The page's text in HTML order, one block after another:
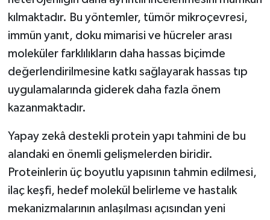
kılmaktadır. Bu yöntemler, tümör mikroçevresi,
immün yanıt, doku mimarisi ve hücreler arası
moleküler farklılıkların daha hassas biçimde
değerlendirilmesine katkı sağlayarak hassas tıp
uygulamalarında giderek daha fazla önem
kazanmaktadır.
Yapay zekâ destekli protein yapı tahmini de bu
alandaki en önemli gelişmelerden biridir.
Proteinlerin üç boyutlu yapısının tahmin edilmesi,
ilaç keşfi, hedef molekül belirleme ve hastalık
mekanizmalarının anlaşılması açısından yeni